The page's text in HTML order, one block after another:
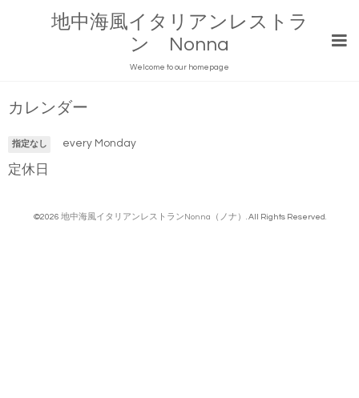
地中海風イタリアンレストラ
ン Nonna
Welcome to our homepage
カレンダー
指定なし every Monday
定休日
©2026 地中海風イタリアンレストランNonna（ノナ） . All Rights Reserved.